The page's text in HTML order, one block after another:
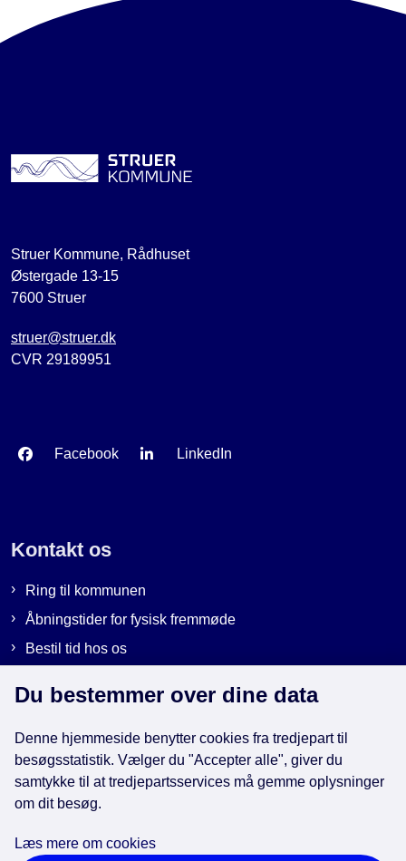
Struer Kommune, Rådhuset
Østergade 13-15
7600 Struer
struer@struer.dk
CVR 29189951
Facebook LinkedIn
Kontakt os
Ring til kommunen
Åbningstider for fysisk fremmøde
Bestil tid hos os
Genveje
EAN-numre i kommunen
Du bestemmer over dine data
Denne hjemmeside benytter cookies fra tredjepart til
besøgsstatistik. Vælger du "Accepter alle", giver du
samtykke til at tredjepartsservices må gemme oplysninger
om dit besøg.
Læs mere om cookies